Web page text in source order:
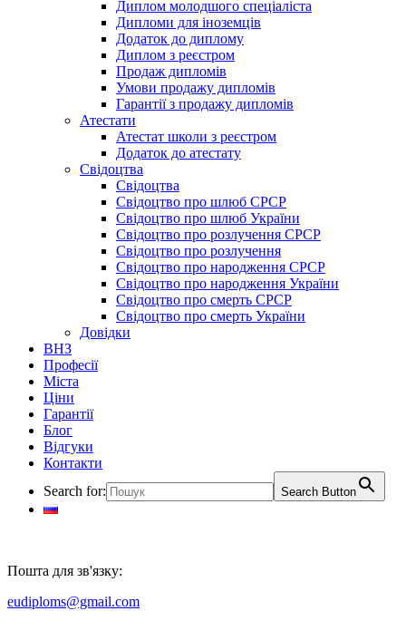
Диплом молодшого спеціаліста
Дипломи для іноземців
Додаток до диплому
Диплом з реєстром
Продаж дипломів
Умови продажу дипломів
Гарантії з продажу дипломів
Атестати
Атестат школи з реєстром
Додаток до атестату
Свідоцтва
Свідоцтва
Свідоцтво про шлюб СРСР
Свідоцтво про шлюб України
Свідоцтво про розлучення СРСР
Свідоцтво про розлучення
Свідоцтво про народження СРСР
Свідоцтво про народження України
Свідоцтво про смерть СРСР
Свідоцтво про смерть України
Довідки
ВНЗ
Професії
Міста
Ціни
Гарантії
Блог
Відгуки
Контакти
Search for:
Search Button
Пошта для зв'язку:
eudiploms@gmail.com